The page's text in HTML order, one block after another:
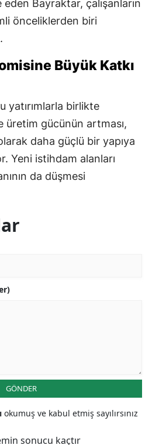
Bayraktar, çalışanların
önceliklerden biri
Büyük Katkı
yatırımlarla birlikte
üretim gücünün artması,
daha güçlü bir yapıya
Yeni istihdam alanları
da düşmesi
GÖNDER
okumuş ve kabul etmiş sayılırsınız
sonucu kaçtır